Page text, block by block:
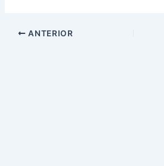
ANTERIOR